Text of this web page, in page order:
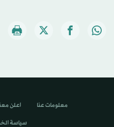
معلومات عنا اعلن
سياسة